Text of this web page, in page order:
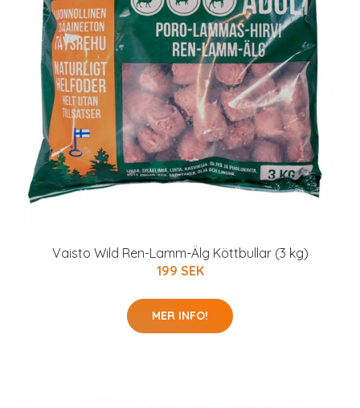
Vaisto Wild Ren-Lamm-Älg Köttbullar (3 kg)
199 SEK
MER INFO!